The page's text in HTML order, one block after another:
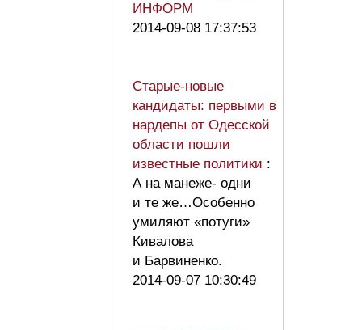
ИНФОРМ
2014-09-08 17:37:53
Старые-новые
кандидаты: первыми в
нардепы от Одесской
области пошли
известные политики :
А на манеже- одни
и те же…Особенно
умиляют «потуги»
Кивалова
и Барвиненко.
2014-09-07 10:30:49